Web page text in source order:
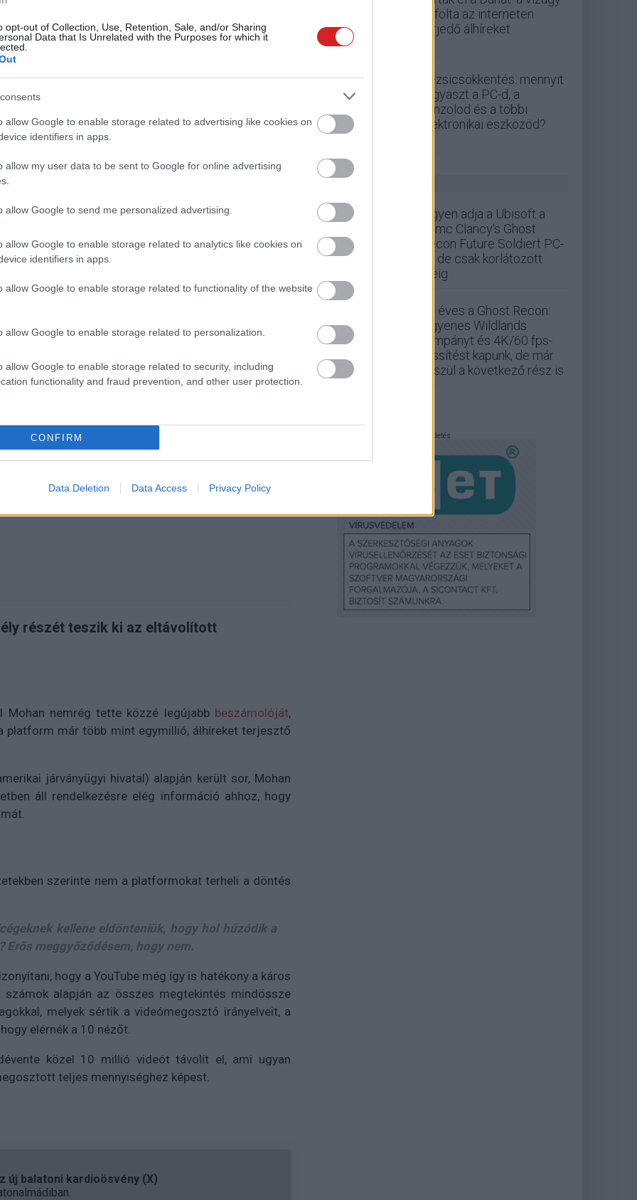
opt-out of Collection, Use, Retention, Sale, and/or Sharing
Data that Is Unrelated with the Purposes for which it
allow Google to enable storage related to advertising like cookies on
identifiers in apps.
allow my user data to be sent to Google for online advertising
allow Google to send me personalized advertising.
allow Google to enable storage related to analytics like cookies on
identifiers in apps.
allow Google to enable storage related to functionality of the website
allow Google to enable storage related to personalization.
allow Google to enable storage related to security, including
functionality and fraud prevention, and other user protection.
CONFIRM
Data Deletion Data Access Privacy Policy
hogy a gyártó platformjához a telefonokon és a
világszerte, a tavalyi évhez képest ez 35,9%-os
Xiaomi hivatalos blogján
balatoni kardioösvény (X)
COVID-videót törölt a
részét teszik ki az eltávolított
Mohan nemrég tette közzé legújabb beszámolóját,
platform már több mint egymillió, álhíreket terjesztő
járványügyi hivatal) alapján került sor, Mohan
áll rendelkezésre elég információ ahhoz, hogy
szerinte nem a platformokat terheli a döntés
kellene eldönteniük, hogy hol húzódik a
Erős meggyőződésem, hogy nem.
hogy a YouTube még így is hatékony a káros
alapján az összes megtekintés mindössze
melyek sértik a videómegosztó irányelveit, a
elérnék a 10 nézőt.
közel 10 millió videót távolít el, ami ugyan
teljes mennyiséghez képest.
új balatoni kardioösvény (X)
cáfolta az interneten
terjedő álhíreket
Rezsicsökkentés: mennyit
fogyaszt a PC-d, a
konzolod és a többi
elektronikai eszközöd?
GS HÍREK
Ingyen adja a Ubisoft a
Tomc Clancy's Ghost
Recon Future Soldiert PC-
re, de csak korlátozott
ideig
25 éves a Ghost Recon:
ingyenes Wildlands
kampányt és 4K/60 fps-
frissítést kapunk, de már
készül a következő rész is
Hirdetés